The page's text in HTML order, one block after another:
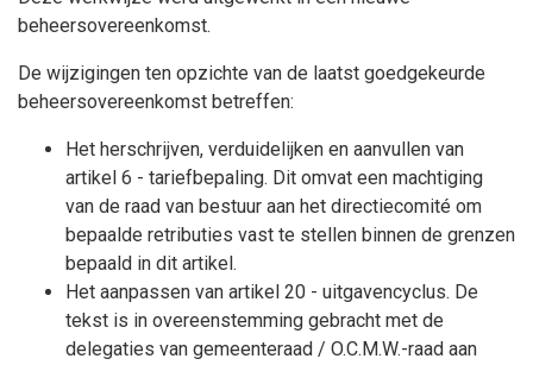
beheersovereenkomst.
De wijzigingen ten opzichte van de laatst goedgekeurde
beheersovereenkomst betreffen:
Het herschrijven, verduidelijken en aanvullen van
artikel 6 - tariefbepaling. Dit omvat een machtiging
van de raad van bestuur aan het directiecomité om
bepaalde retributies vast te stellen binnen de grenzen
bepaald in dit artikel.
Het aanpassen van artikel 20 - uitgavencyclus. De
tekst is in overeenstemming gebracht met de
delegaties van gemeenteraad / O.C.M.W.-raad aan